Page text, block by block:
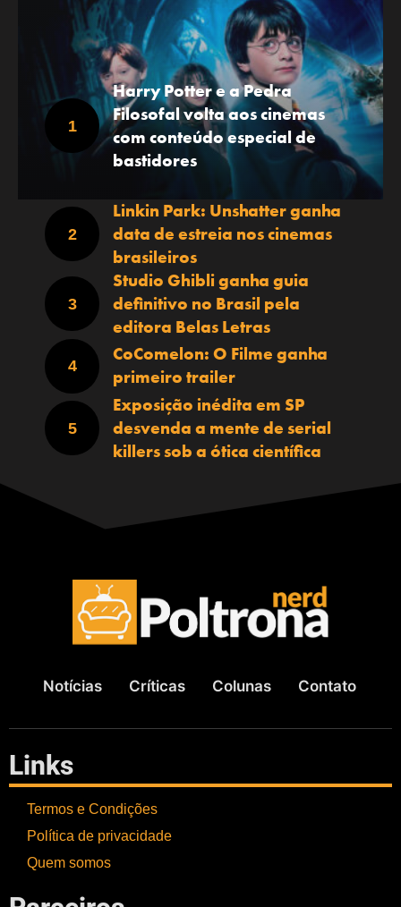
Harry Potter e a Pedra
Filosofal volta aos cinemas
com conteúdo especial de
bastidores
Linkin Park: Unshatter ganha
data de estreia nos cinemas
brasileiros
Studio Ghibli ganha guia
definitivo no Brasil pela
editora Belas Letras
CoComelon: O Filme ganha
primeiro trailer
Exposição inédita em SP
desvenda a mente de serial
killers sob a ótica científica
Notícias Críticas Colunas Contato
Links
Termos e Condições
Política de privacidade
Quem somos